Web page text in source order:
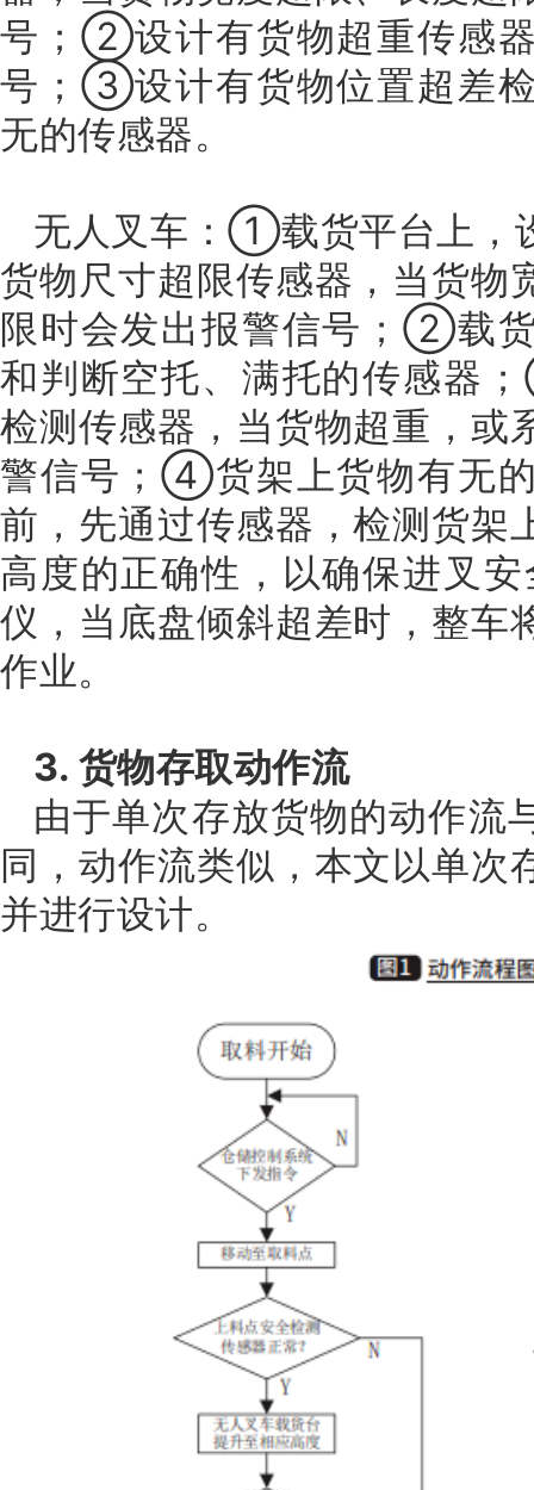
号；②设计有货物超重传感
号；③设计有货物位置超差
无的传感器。
无人叉车：①载货平台上，
货物尺寸超限传感器，当货物
限时会发出报警信号；②载
和判断空托、满托的传感器
检测传感器，当货物超重，或
警信号；④货架上货物有无
前，先通过传感器，检测货架
高度的正确性，以确保进叉
仪，当底盘倾斜超差时，整车
作业。
3. 货物存取动作流
由于单次存放货物的动作流
同，动作流类似，本文以单次
并进行设计。